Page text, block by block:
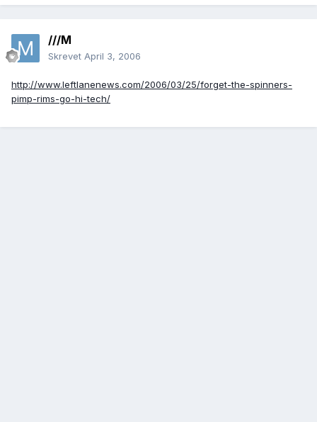
///M
Skrevet April 3, 2006
http://www.leftlanenews.com/2006/03/25/forget-the-spinners-
pimp-rims-go-hi-tech/